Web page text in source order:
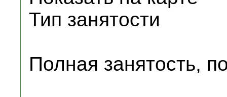
Тип занятости
Полная занятость,